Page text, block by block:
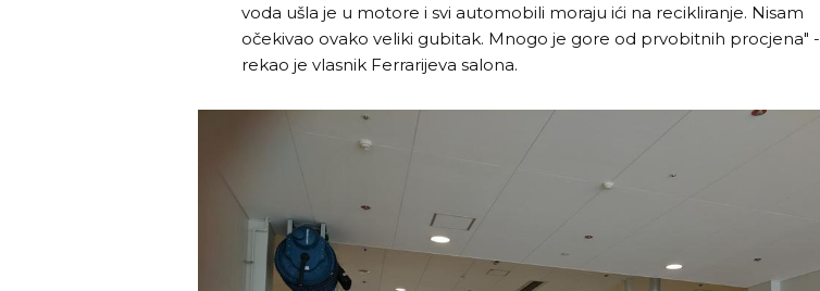
voda ušla je u motore i svi automobili moraju ići na recikliranje. Nisam
očekivao ovako veliki gubitak. Mnogo je gore od prvobitnih procjena" -
rekao je vlasnik Ferrarijeva salona.